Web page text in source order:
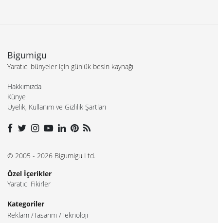
Bigumigu
Yaratıcı bünyeler için günlük besin kaynağı
Hakkımızda
Künye
Üyelik, Kullanım ve Gizlilik Şartları
© 2005 - 2026 Bigumigu Ltd.
Özel İçerikler
Yaratıcı Fikirler
Kategoriler
Reklam Tasarım Teknoloji